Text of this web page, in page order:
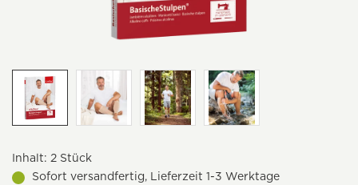
Inhalt: 2 Stück
Sofort versandfertig, Lieferzeit 1-3 Werktage